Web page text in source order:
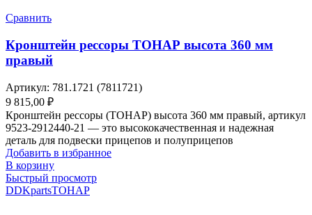
Сравнить
Кронштейн рессоры ТОНАР высота 360 мм
правый
Артикул: 781.1721 (7811721)
9 815,00 ₽
Кронштейн рессоры (ТОНАР) высота 360 мм правый, артикул
9523-2912440-21 — это высококачественная и надежная
деталь для подвески прицепов и полуприцепов
Добавить в избранное
В корзину
Быстрый просмотр
DDKpartsТОНАР